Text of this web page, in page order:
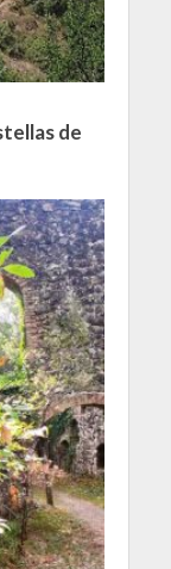
de